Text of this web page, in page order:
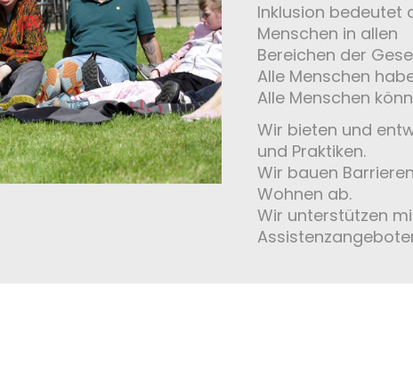
Inklusion bedeutet
Menschen in allen
Bereichen der
Alle Menschen
Alle Menschen
Wir bieten und
und Praktiken.
Wir bauen
Wohnen ab.
Wir unterstützen